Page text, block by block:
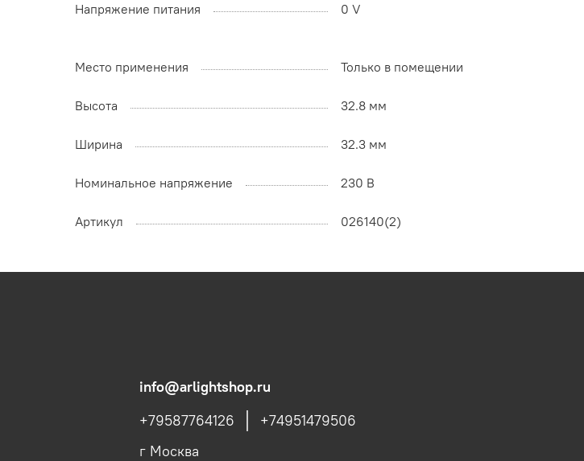
Напряжение питания 0 V
Место применения Только в помещении
Высота 32.8 мм
Ширина 32.3 мм
Номинальное напряжение 230 В
Артикул 026140(2)
info@arlightshop.ru
+79587764126
+74951479506
г Москва